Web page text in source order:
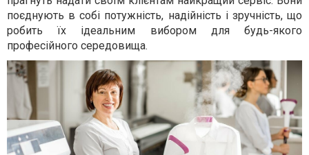
поєднують в собі потужність, надійність і зручність, що
робить їх ідеальним вибором для будь-якого
професійного середовища.